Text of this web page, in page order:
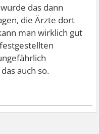
das dann
die Ärzte dort
man wirklich gut
auch so.